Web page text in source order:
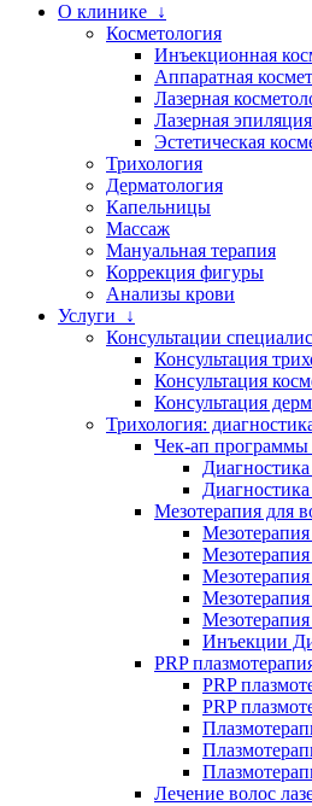
О клинике ↓
Косметология
Инъекционная
Аппаратная
Лазерная
Лазерная эпиляция
Эстетическая
Трихология
Дерматология
Капельницы
Массаж
Мануальная терапия
Коррекция фигуры
Анализы крови
Услуги ↓
Консультации
Консультация
Консультация
Консультация
Трихология:
Чек-ап
Мезотерапия для
Инъекции
PRP
PRP
PRP
Лечение волос